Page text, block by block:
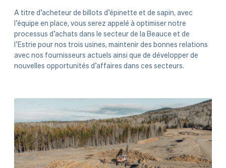
A titre d’acheteur de billots d’épinette et de sapin, avec
l’équipe en place, vous serez appelé à optimiser notre
processus d’achats dans le secteur de la Beauce et de
l’Estrie pour nos trois usines, maintenir des bonnes relations
avec nos fournisseurs actuels ainsi que de développer de
nouvelles opportunités d’affaires dans ces secteurs.